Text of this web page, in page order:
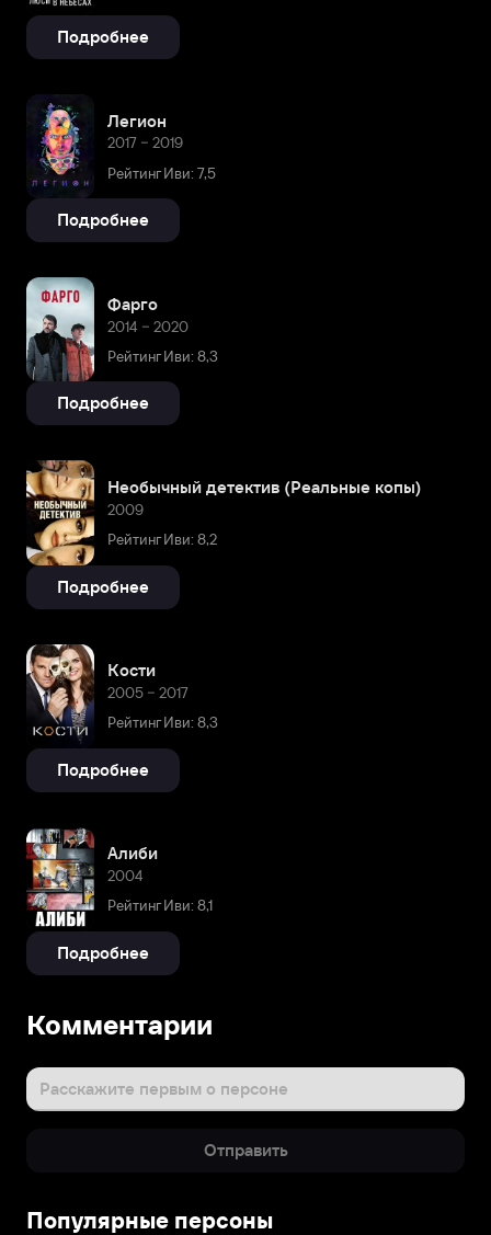
Подробнее
Легион
2017 – 2019
Рейтинг Иви: 7,5
Подробнее
Фарго
2014 – 2020
Рейтинг Иви: 8,3
Подробнее
Необычный детектив (Реальные копы)
2009
Рейтинг Иви: 8,2
Подробнее
Кости
2005 – 2017
Рейтинг Иви: 8,3
Подробнее
Алиби
2004
Рейтинг Иви: 8,1
Подробнее
Комментарии
Расскажите первым о персоне
Отправить
Популярные персоны